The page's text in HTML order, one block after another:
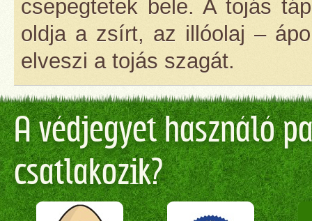
csepegtetek bele. A tojás
oldja a zsírt, az illóolaj –
elveszi a tojás szagát.
A védjegyet használó
csatlakozik?